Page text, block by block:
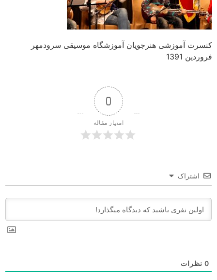
کنسرت آموزشی هنرجویان آموزشگاه موسیقی سرودمهر
فروردین 1391
0
امتیاز مقاله
اشتراک
0 نظرات